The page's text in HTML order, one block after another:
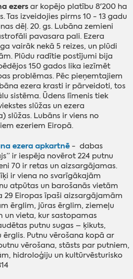
ezersar kopējo platību 8'200 ha
Tas izveidojies pirms 10 - 13 gadu
dēļ. 20. gs. Lubāna zemieni
pavasara pali. Ezera
vairāk nekā 5 reizes, un plūdi
Plūdu radītie postījumi bija
150 gados lika iezīmēt
problēmas. Pēc pieņemtajiem
ezera krasti ir pārveidoti, tos
sistēma. Ūdens līmenis tiek
slūžas un ezera
slūžas. Lubāns ir viens no
ezeriem Eiropā.
ezera apkartnē- dabas
ir iespēja novērot 224 putnu
70 ir retas un aizsargājamas.
ir viena no svarīgākajām
atpūtas un barošanās vietām
29 Eiropas īpaši aizsargājamām
ērglim, jūras ērglim, ziemeļu
un vieta, kur sastopamas
putnu sugas – ķikuts,
ērglis. Putnu vērošana kopā ar
vērošana, stāsts par putniem,
hidroloģiju un kultūrvēsturisko